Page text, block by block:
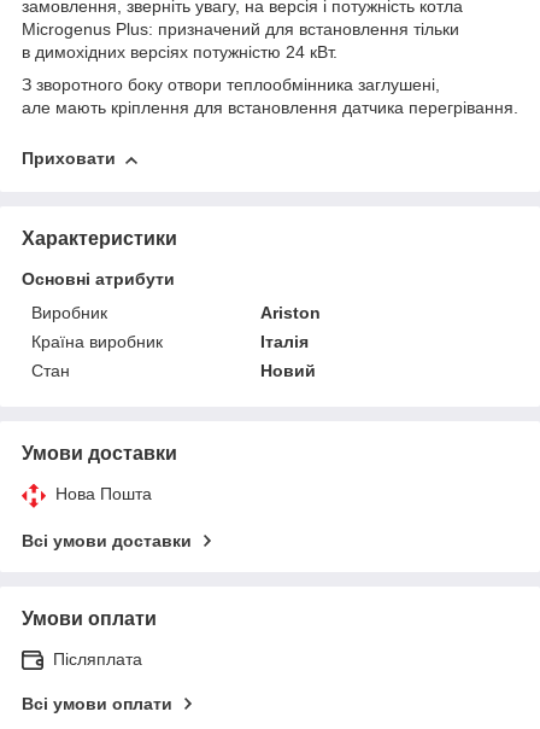
замовлення, зверніть увагу, на версія і потужність котла
Microgenus Plus: призначений для встановлення тільки
в димохідних версіях потужністю 24 кВт.
З зворотного боку отвори теплообмінника заглушені,
але мають кріплення для встановлення датчика перегрівання.
Приховати
Характеристики
Основні атрибути
Виробник
Ariston
Країна виробник
Італія
Стан
Новий
Умови доставки
Нова Пошта
Всі умови доставки
Умови оплати
Післяплата
Всі умови оплати